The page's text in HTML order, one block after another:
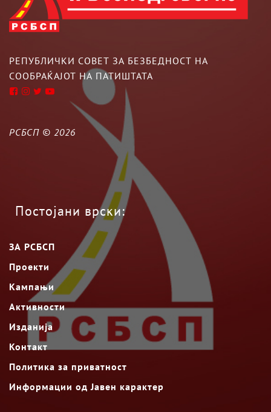
РЕПУБЛИЧКИ СОВЕТ ЗА БЕЗБЕДНОСТ НА
СООБРАЌАЈОТ НА ПАТИШТАТА
РСБСП © 2026
Постојани врски:
ЗА РСБСП
Проекти
Кампањи
Активности
Изданија
Контакт
Политика за приватност
Информации од Јавен карактер